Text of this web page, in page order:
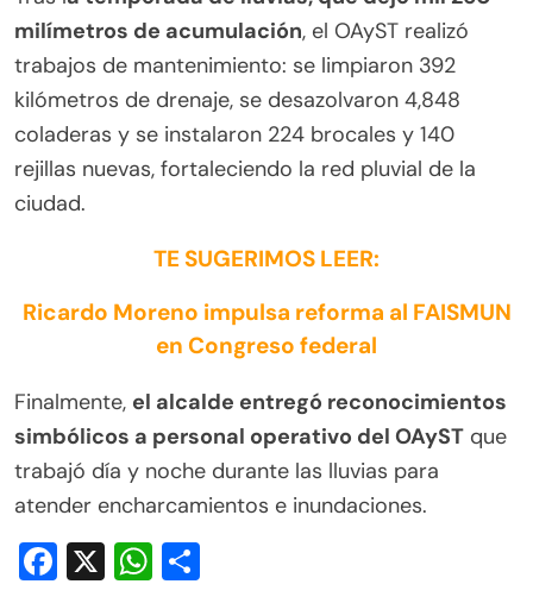
milímetros de acumulación, el OAyST realizó
trabajos de mantenimiento: se limpiaron 392
kilómetros de drenaje, se desazolvaron 4,848
coladeras y se instalaron 224 brocales y 140
rejillas nuevas, fortaleciendo la red pluvial de la
ciudad.
TE SUGERIMOS LEER:
Ricardo Moreno impulsa reforma al FAISMUN
en Congreso federal
Finalmente, el alcalde entregó reconocimientos
simbólicos a personal operativo del OAyST que
trabajó día y noche durante las lluvias para
atender encharcamientos e inundaciones.
Facebook
X WhatsApp